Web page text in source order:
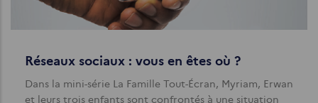
Réseaux sociaux : vous en êtes où ?
Dans la mini-série La Famille Tout-Écran, Myriam, Erwan
et leurs trois enfants sont confrontés à une situation